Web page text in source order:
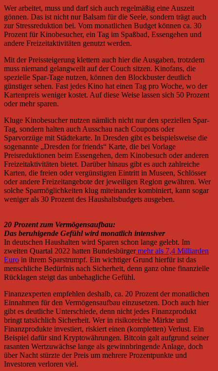
Wer arbeitet, muss und darf sich auch regelmäßig eine Auszeit
gönnen. Das ist nicht nur Balsam für die Seele, sondern trägt auch
zur Stressreduktion bei. Vom monatlichen Budget können ca. 30
Prozent für Kinobesucher, ein Tag im Spaßbad, Essengehen und
andere Freizeitaktivitäten genutzt werden.
Mit der Preissteigerung klettern auch hier die Ausgaben, trotzdem
muss niemand gelangweilt auf der Couch sitzen. Kinofans, die
spezielle Spar-Tage nutzen, können den Blockbuster deutlich
günstiger sehen. Fast jedes Kino hat einen Tag pro Woche, wo der
Kartenpreis weniger kostet. Auf diese Weise lassen sich 50 Prozent
oder mehr sparen.
Kluge Kinobesucher nutzen nämlich nicht nur den speziellen Spar-
Tag, sondern halten auch Ausschau nach Coupons oder
Sparvorzüge mit Städtekarte. In Dresden gibt es beispielsweise die
sogenannte „Dresden for friends“ Karte, die bei Vorlage
Preisreduktionen beim Essengehen, dem Kinobesuch oder anderen
Freizeitaktivitäten bietet. Darüber hinaus gibt es auch zahlreiche
Karten, die freien oder vergünstigten Eintritt in Museen, Schlösser
oder andere Freizeitangebote der jeweiligen Region gewähren. Wer
solche Sparmöglichkeiten klug miteinander kombiniert, kann sogar
weniger als 30 Prozent des Haushaltsbudgets ausgeben.
20 Prozent zum Vermögensaufbau:
Das beruhigende Gefühl wird monatlich intensiver
In deutschen Haushalten wird Sparen schon lange gelebt. Im
zweiten Quartal 2022 hatten Bundesbürgermehr als 7,4 Milliarden
Euro in ihrem Sparstrumpf. Ein wichtiger Grund hierfür ist das
menschliche Bedürfnis nach Sicherheit, denn ganz ohne finanzielle
Rücklagen steigt das unbehagliche Gefühl.
Finanzexperten empfehlen deshalb, ca. 20 Prozent der monatlichen
Einnahmen für den Vermögensaufbau einzusetzen. Doch auch hier
gibt es deutliche Unterschiede, denn nicht jedes Finanzprodukt
bringt tatsächlich Sicherheit. Wer in risikoreiche Märkte und
Finanzprodukte investiert, riskiert einen (kompletten) Verlust. Ein
Beispiel dafür sind Kryptowährungen. Bitcoin galt aufgrund seiner
rasanten Wertzuwächse lange als gewinnbringende Anlage, doch
über Nacht stürzte der Preis um mehrere Prozentpunkte und
Investoren verloren viel.